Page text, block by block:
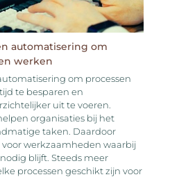
automatisering om
werken
om processen
te besparen en
uit te voeren.
organisaties bij het
taken. Daardoor
werkzaamheden waarbij
blijft. Steeds meer
processen geschikt zijn voor